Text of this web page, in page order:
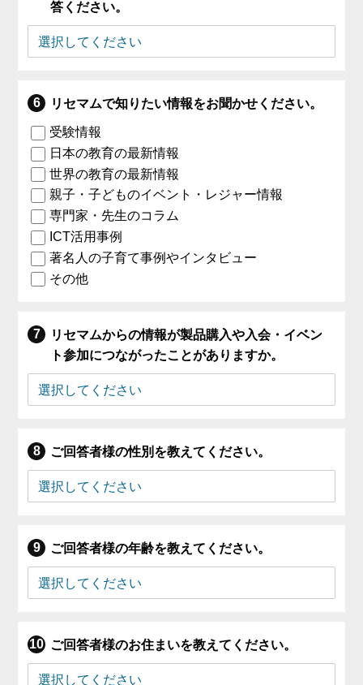
答ください。
リセマムで知りたい情報をお聞かせください。
受験情報
日本の教育の最新情報
世界の教育の最新情報
親子・子どものイベント・レジャー情報
専門家・先生のコラム
ICT活用事例
著名人の子育て事例やインタビュー
その他
リセマムからの情報が製品購入や入会・イベン
ト参加につながったことがありますか。
ご回答者様の性別を教えてください。
ご回答者様の年齢を教えてください。
ご回答者様のお住まいを教えてください。